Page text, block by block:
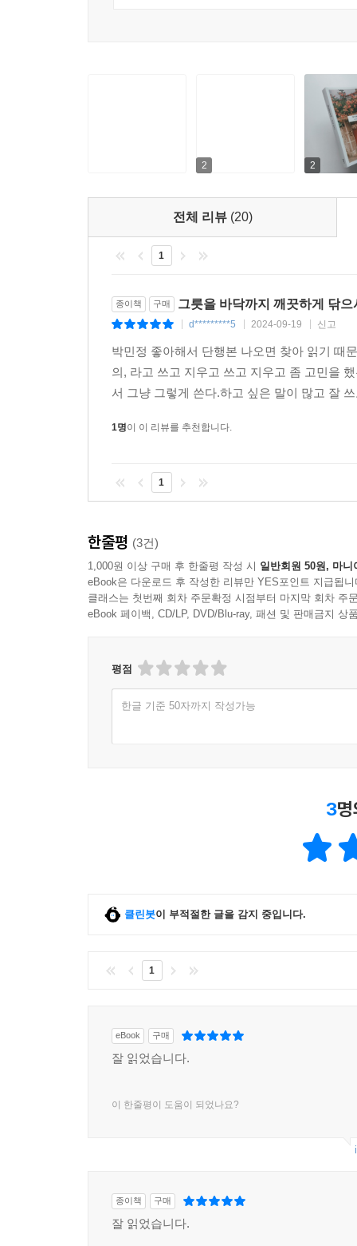
“얘, 너희 큰엄마는 새큰엄마야. 새엄마가 무슨
알고 있어야 한다. 장훈이가 얼마나 불쌍한지 말
그러니까 수아는 큰아버지가 해외로 입양 보낸
이렇게 과거와 현재가 서로 교차하고 개입하는
양감은 시간의 흐름에 따라 계속해서 바뀌어가
한 명으로부터 자신을 도와달라는 연락을 받는다.
생각했던 ‘나’는 부모에게 버려져 해외로 입양된
소설가로서의 ‘나’, 가족 관계 안에서의 ‘나’를
내부의 문제, 그리고 창작의 문제를 환기한다. 그
풀어헤쳐서 현재와 만나게 하는, 과거에 억눌리
시간을 접었다가 펼 수 있고, 오염된 언어를 빨아
일들, 차라리 거짓말이었으면 좋았을 일들, 그게
어른들을 다소 닮아버렸다고 해서 이대로 주저앉
_‘작가의 말’에서
2 2
전체 리뷰 (20)
1
종이책 구매 그릇을 바닥까지 깨끗하게 닦으
d*********5 2024-09-19 신고
박민정 좋아해서 단행본 나오면 찾아 읽기 때
의, 라고 쓰고 지우고 쓰고 지우고 좀 고민을
서 그냥 그렇게 쓴다.하고 싶은 말이 많고 잘
1명이 이 리뷰를 추천합니다.
1
한줄평 (3건)
1,000원 이상 구매 후 한줄평 작성 시 일반회원 50원, 마니
eBook은 다운로드 후 작성한 리뷰만 YES포인트 지급됩니
클래스는 첫번째 회차 주문확정 시점부터 마지막 회차 주
eBook 페이백, CD/LP, DVD/Blu-ray, 패션 및 판매금지 상
평점
한글 기준 50자까지 작성가능
3
클린봇이 부적절한 글을 감지 중입니다.
1
eBook 구매
잘 읽었습니다.
이 한줄평이 도움이 되었나요?
종이책 구매
잘 읽었습니다.